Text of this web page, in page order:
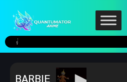
BARBIE